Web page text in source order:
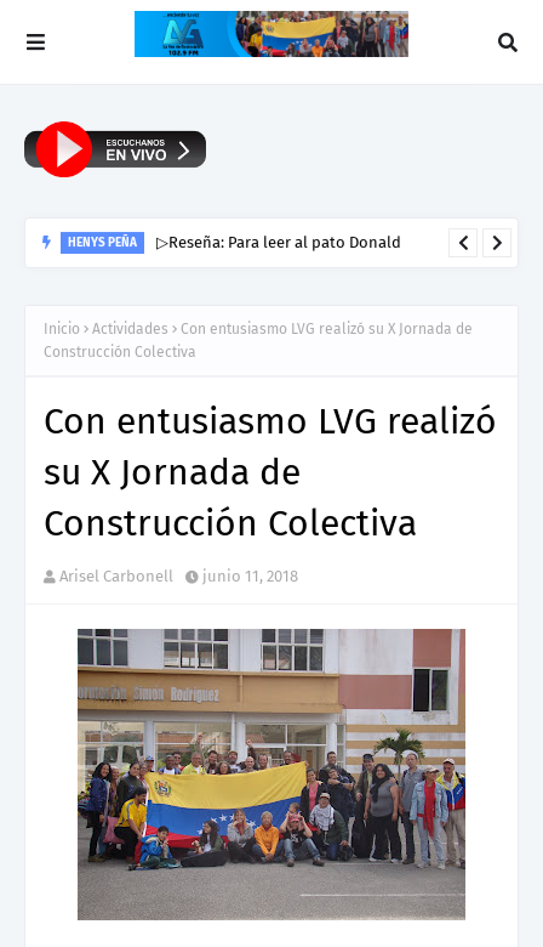
HENYS PEÑA ▷Reseña: Para leer al pato Donald
Inicio Actividades
Con entusiasmo LVG realizó su X Jornada de
Construcción Colectiva
Con entusiasmo LVG realizó
su X Jornada de
Construcción Colectiva
Arisel Carbonell junio 11, 2018